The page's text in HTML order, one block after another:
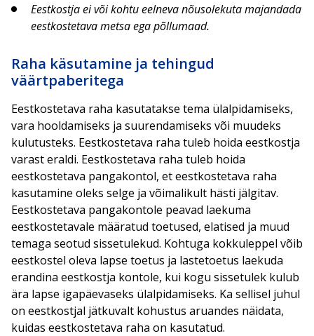
Eestkostja ei või kohtu eelneva nõusolekuta majandada
eestkostetava metsa ega põllumaad.
Raha käsutamine ja tehingud
väärtpaberitega
Eestkostetava raha kasutatakse tema ülalpidamiseks,
vara hooldamiseks ja suurendamiseks või muudeks
kulutusteks. Eestkostetava raha tuleb hoida eestkostja
varast eraldi. Eestkostetava raha tuleb hoida
eestkostetava pangakontol, et eestkostetava raha
kasutamine oleks selge ja võimalikult hästi jälgitav.
Eestkostetava pangakontole peavad laekuma
eestkostetavale määratud toetused, elatised ja muud
temaga seotud sissetulekud. Kohtuga kokkuleppel võib
eestkostel oleva lapse toetus ja lastetoetus laekuda
erandina eestkostja kontole, kui kogu sissetulek kulub
ära lapse igapäevaseks ülalpidamiseks. Ka sellisel juhul
on eestkostjal jätkuvalt kohustus aruandes näidata,
kuidas eestkostetava raha on kasutatud.